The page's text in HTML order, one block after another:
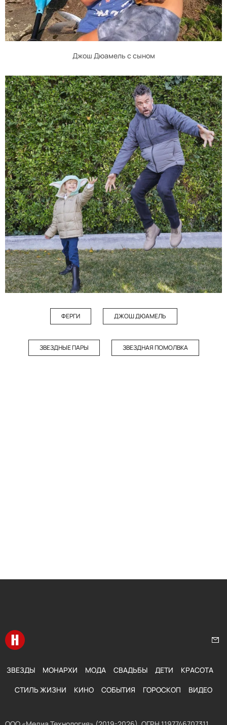
Джош Дюамель с сыном
ФЕРГИ ДЖОШ ДЮАМЕЛЬ
ЗВЕЗДНЫЕ ПАРЫ ЗВЕЗДНАЯ ПОМОЛВКА
Перейти на главную
ЗВЕЗДЫ МОНАРХИ МОДА СВАДЬБЫ ДЕТИ КРАСОТА
СТИЛЬ ЖИЗНИ КИНО СОБЫТИЯ ГОРОСКОП ВИДЕО